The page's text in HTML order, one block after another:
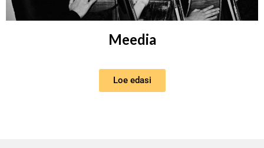
Meedia
Loe edasi